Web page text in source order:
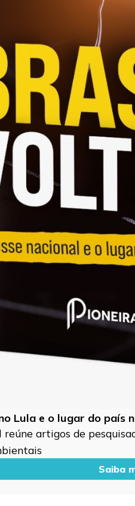
Lula e o lugar do país
artigos de
Saiba